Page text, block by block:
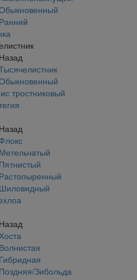
Ранний
Назад
тростниковый
Назад
Флокс
Метельчатый
Пятнистый
Растопыренный
Шиловидный
Назад
Волнистая
Гибридная
Поздняя/Зибольда